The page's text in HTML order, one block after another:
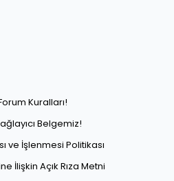
Kuralları!
Belgemiz!
ve İşlenmesi Politikası
İlişkin Açık Rıza Metni